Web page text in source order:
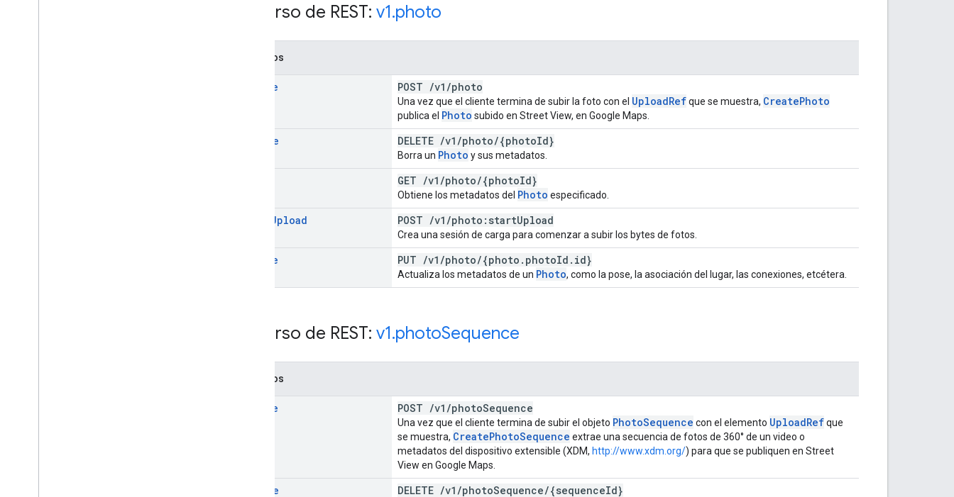
Recurso de REST: v1.photo
Métodos
create POST /v1 /photo
Una vez que el cliente termina de subir la foto con el UploadRefque se muestra, CreatePhoto
publica el Photo subido en Street View, en Google Maps.
delete DELETE /v1 /photo/{photoId}
Borra un Photo y sus metadatos.
GET /v1 /photo/{photoId}
Obtiene los metadatos del Photo especificado.
Upload POST /v1 /photo:startUpload
Crea una sesión de carga para comenzar a subir los bytes de fotos.
update PUT /v1 /photo/{photo . photoId . id}
Actualiza los metadatos de un Photo, como la pose, la asociación del lugar, las conexiones, etcétera.
Recurso de REST: v1.photoSequence
Métodos
create POST /v1 /photoSequence
Una vez que el cliente termina de subir el objeto PhotoSequence con el elemento UploadRefque
se muestra, CreatePhotoSequence extrae una secuencia de fotos de 360° de un video o
metadatos del dispositivo extensible (XDM, http://www.xdm.org/) para que se publiquen en Street
View en Google Maps.
delete DELETE /v1 /photoSequence/{sequenceId}